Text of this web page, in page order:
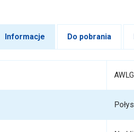
Informacje Do pobrania